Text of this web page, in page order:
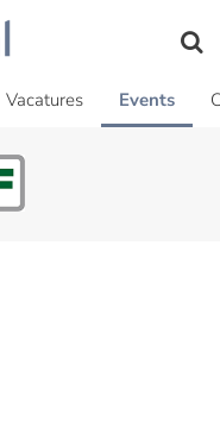
Vacatures Events